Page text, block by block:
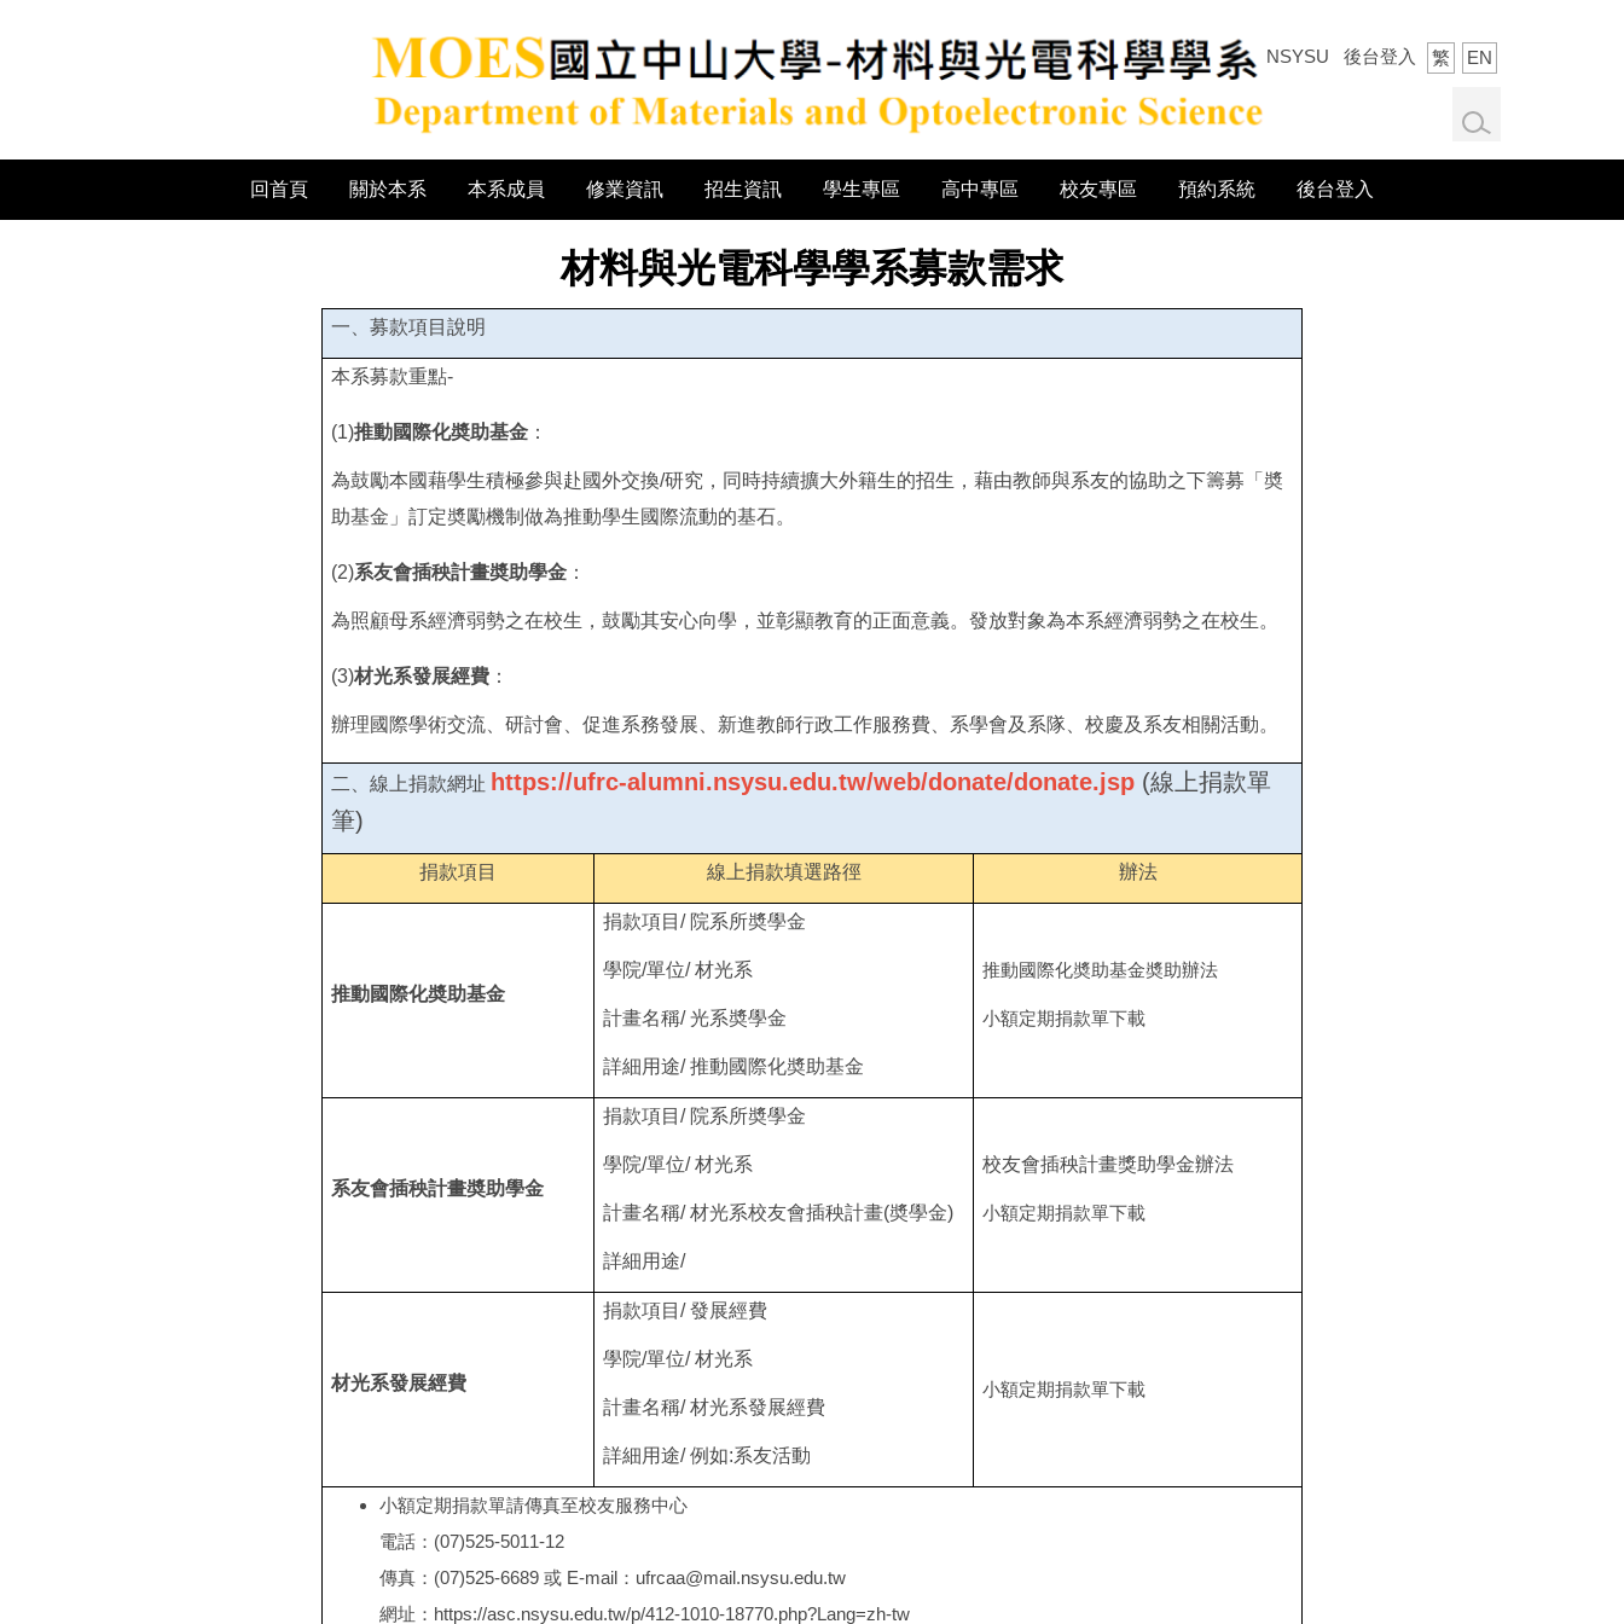
NSYSU 後台登入 繁 EN
回首頁 關於本系 本系成員 修業資訊 招生資訊 學生專區 高中專區 校友專區 預約系統 後台登入
材料與光電科學學系募款需求
一、募款項目說明
本系募款重點-
(1)推動國際化奬助基金 ：
為鼓勵本國藉學生積極參與赴國外交換/研究，同時持續擴大外籍生的招生，藉由教師與系友的協助之下籌募「奬
助基金」訂定奬勵機制做為推動學生國際流動的基石。
(2)系友會插秧計畫奬助學金 ：
為照顧母系經濟弱勢之在校生，鼓勵其安心向學，並彰顯教育的正面意義。發放對象為本系經濟弱勢之在校生。
(3)材光系發展經費 ：
辦理國際學術交流、研討會、促進系務發展、新進教師行政工作服務費、系學會及系隊、校慶及系友相關活動。
二、線上捐款網址 https://ufrc-alumni.nsysu.edu.tw/web/donate/donate.jsp (線上捐款單
筆)
捐款項目 線上捐款填選路徑 辦法
推動國際化奬助基金
捐款項目/ 院系所奬學金
學院/單位/ 材光系
計畫名稱/ 光系奬學金
詳細用途/ 推動國際化奬助基金
推動國際化奬助基金奬助辦法
小額定期捐款單下載
系友會插秧計畫奬助學金
捐款項目/ 院系所奬學金
學院/單位/ 材光系
計畫名稱/ 材光系校友會插秧計畫(奬學金)
詳細用途/
校友會插秧計畫獎助學金辦法
小額定期捐款單下載
材光系發展經費
捐款項目/ 發展經費
學院/單位/ 材光系
計畫名稱/ 材光系發展經費
詳細用途/ 例如:系友活動
小額定期捐款單下載
小額定期捐款單請傳真至校友服務中心
電話：(07)525-5011-12
傳真：(07)525-6689 或 E-mail：ufrcaa@mail.nsysu.edu.tw
網址： https://asc.nsysu.edu.tw/p/412-1010-18770.php?Lang=zh-tw